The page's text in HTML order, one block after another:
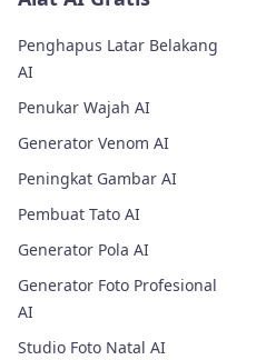
Penghapus Latar Belakang
AI
Penukar Wajah AI
Generator Venom AI
Peningkat Gambar AI
Pembuat Tato AI
Generator Pola AI
Generator Foto Profesional
AI
Studio Foto Natal AI